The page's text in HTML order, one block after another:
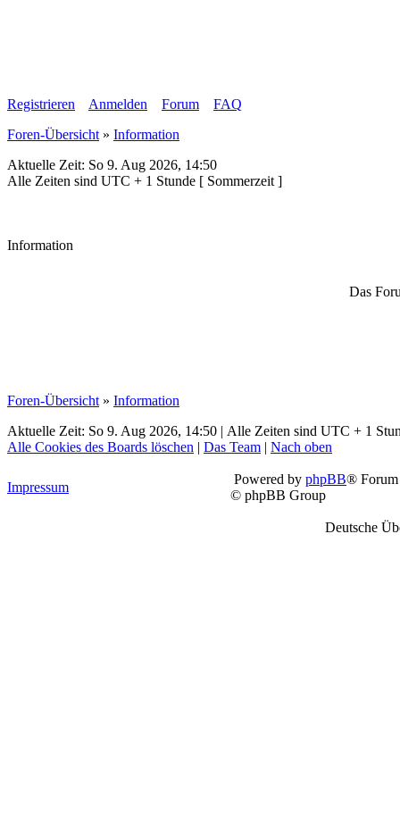
Registrieren Anmelden Forum
FAQ
Foren-Übersicht » Information
Aktuelle Zeit: So 9. Aug 2026, 14:50
Alle Zeiten sind UTC + 1 Stunde [ Sommerzeit ]
Information
Das
Foren-Übersicht » Information
Aktuelle Zeit: So 9. Aug 2026, 14:50 | Alle Zeiten sind UTC + 1
Alle Cookies des Boards löschen | Das Team | Nach oben
Impressum
Powered by phpBB® Forum
© phpBB Group
Deutsche